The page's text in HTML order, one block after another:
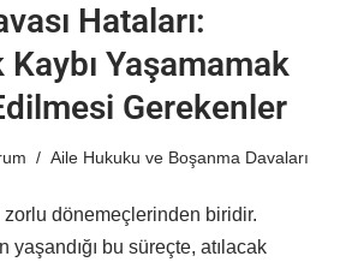
Hataları:
Yaşamamak
Gerekenler
Aile Hukuku ve Boşanma Davaları
zorlu dönemeçlerinden biridir.
yaşandığı bu süreçte, atılacak